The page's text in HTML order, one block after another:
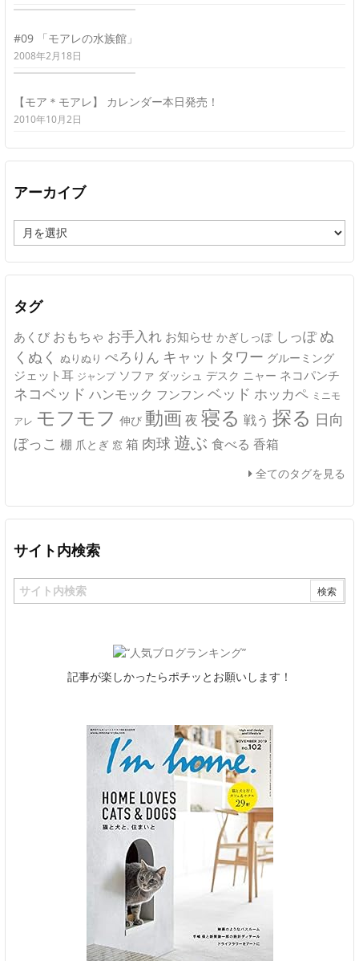
#09 「モアレの水族館」
2008年2月18日
【モア＊モアレ】 カレンダー本日発売！
2010年10月2日
アーカイブ
ー
カ
イ
タグ
あくび おもちゃ お手入れ お知らせ かぎしっぽ しっぽ ぬ
くぬく ぬりぬり ぺろりん キャットタワー グルーミング
ジェット耳 ジャンプ ソファ ダッシュ デスク ニャー ネコパンチ
ネコベッド ハンモック フンフン ベッド ホッカペ ミニモ
アレ モフモフ 伸び 動画 夜 寝る 戦う 探る 日向
ぼっこ 棚 爪とぎ 窓 箱 肉球 遊ぶ 食べる 香箱
全てのタグを見る
サイト内検索
記事が楽しかったらポチッとお願いします！